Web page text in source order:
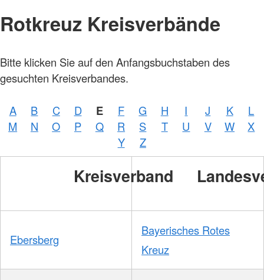
Rotkreuz Kreisverbände
Bitte klicken Sie auf den Anfangsbuchstaben des
gesuchten Kreisverbandes.
A B C D E F G H I J K
L
M
N O P Q R S T U V W
X
Y
Z
Kreisverband
Ebersberg
Bayerisches Rotes
Kreuz